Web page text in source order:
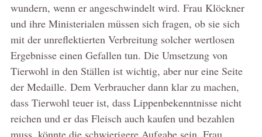
wundern, wenn er angeschwindelt wird. Frau Klöckner
und ihre Ministerialen müssen sich fragen, ob sie sich
mit der unreflektierten Verbreitung solcher wertlosen
Ergebnisse einen Gefallen tun. Die Umsetzung von
Tierwohl in den Ställen ist wichtig, aber nur eine Seite
der Medaille. Dem Verbraucher dann klar zu machen,
dass Tierwohl teuer ist, dass Lippenbekenntnisse nicht
reichen und er das Fleisch auch kaufen und bezahlen
muss, könnte die schwierigere Aufgabe sein. Frau